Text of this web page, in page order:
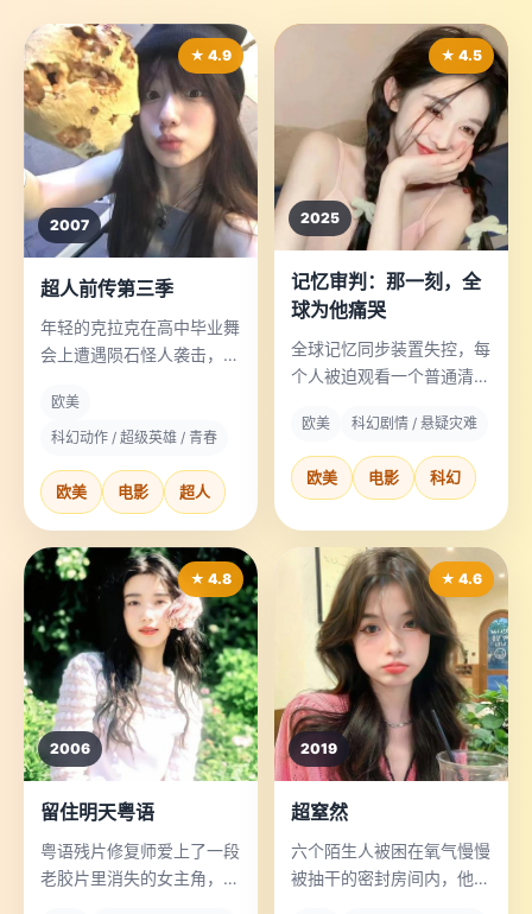
★ 4.9
2007
超人前传第三季
年轻的克拉克在高中毕业舞
会上遭遇陨石怪人袭击，他
选择。
欧美
科幻动作 / 超级英雄 / 青春
欧美 电影 超人
★ 4.5
2025
记忆审判：那一刻，全
球为他痛哭
全球记忆同步装置失控，每
个人被迫观看一个普通清洁
欧美 科幻剧情 / 悬疑灾难
欧美 电影 科幻
★ 4.8
2006
留住明天粤语
粤语残片修复师爱上了一段
老胶片里消失的女主角，他
★ 4.6
2019
超窒然
六个陌生人被困在氧气慢慢
被抽干的密封房间内，他们